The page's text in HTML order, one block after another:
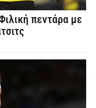
πεντάρα με